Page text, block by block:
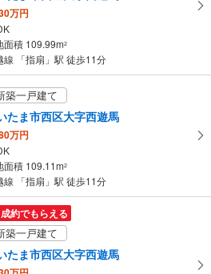
万円
面積 109.99m2
線 「指扇」駅 徒歩11分
築一戸建て
たま市西区大字西遊馬
万円
面積 109.11m2
線 「指扇」駅 徒歩11分
成約でもらえる
築一戸建て
たま市西区大字西遊馬